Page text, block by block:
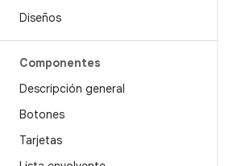
Diseños
Componentes
Descripción general
Botones
Tarjetas